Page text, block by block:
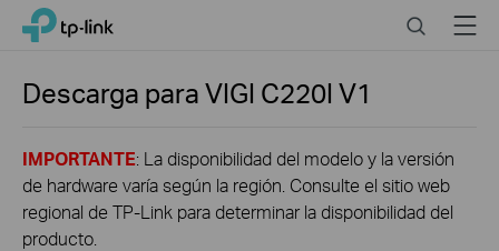
Click
navigation
TP-Link, Reliably Smart SearchMenu
Descarga paraVIGI C220I V1
IMPORTANTE: La disponibilidad del modelo y la versión
de hardware varía según la región. Consulte el sitio web
regional de TP-Link para determinar la disponibilidad del
producto.